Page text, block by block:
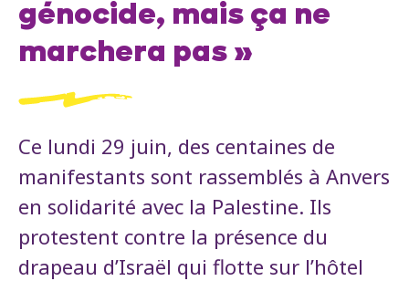
génocide, mais ça ne
marchera pas »
Ce lundi 29 juin, des centaines de
manifestants sont rassemblés à Anvers
en solidarité avec la Palestine. Ils
protestent contre la présence du
drapeau d’Israël qui flotte sur l’hôtel